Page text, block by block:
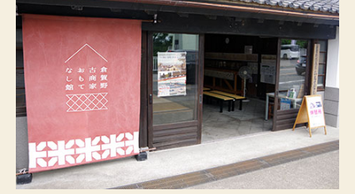
鼓
橋
の
近
く。
宿
に
関